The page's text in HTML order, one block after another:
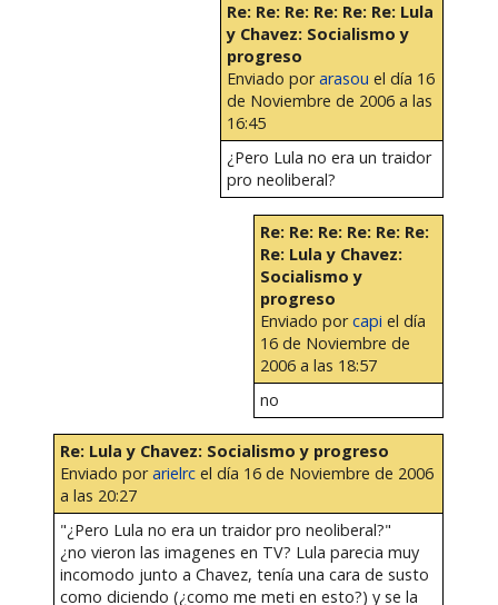
Re: Re: Re: Re: Re: Re: Lula
y Chavez: Socialismo y
progreso
Enviado porarasou el día 16
de Noviembre de 2006 a las
16:45
¿Pero Lula no era un traidor
pro neoliberal?
Re: Re: Re: Re: Re: Re:
Re: Lula y Chavez:
Socialismo y
progreso
Enviado porcapi el día
16 de Noviembre de
2006 a las 18:57
no
Re: Lula y Chavez: Socialismo y progreso
Enviado porarielrcel día 16 de Noviembre de 2006
a las 20:27
"¿Pero Lula no era un traidor pro neoliberal?"
¿no vieron las imagenes en TV? Lula parecia muy
incomodo junto a Chavez, tenía una cara de susto
como diciendo (¿como me meti en esto?) y se la